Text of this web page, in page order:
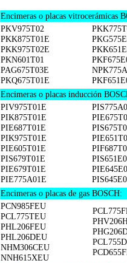
Encimeras o placas vitrocerámicas
PKV975T02
PKK875T01E
PKK975T02E
PKN601T01
PAG675T03E
PKQ675T01E
Encimeras o placas inducción
PIV975T01E
PIK875T01E
PIE687T01E
PIK975T01E
PIE605T01E
PIS679T01E
PIE679T01E
PIE775A01E
Encimeras o placas de gas BOSCH:
PCN985FEU
PCL775TEU
PHL206FEU
PHL206DEU
NHM306CEU
NNH615XEU